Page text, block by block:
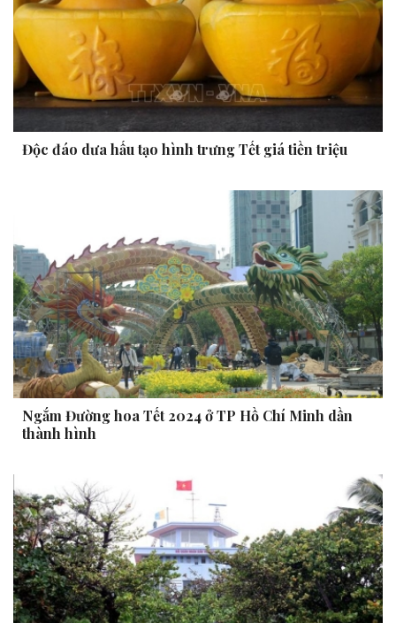
Độc đáo dưa hấu tạo hình trưng Tết giá tiền triệu
Ngắm Đường hoa Tết 2024 ở TP Hồ Chí Minh dần
thành hình